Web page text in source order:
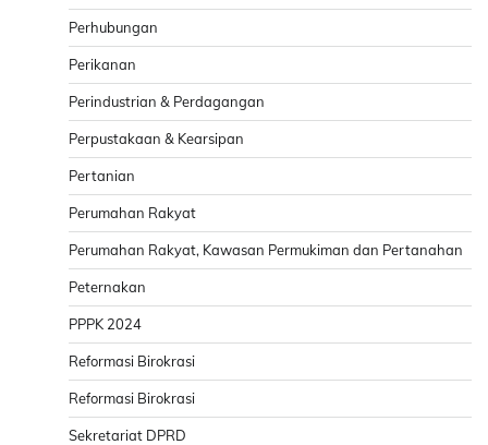
Perhubungan
Perikanan
Perindustrian & Perdagangan
Perpustakaan & Kearsipan
Pertanian
Perumahan Rakyat
Perumahan Rakyat, Kawasan Permukiman dan Pertanahan
Peternakan
PPPK 2024
Reformasi Birokrasi
Reformasi Birokrasi
Sekretariat DPRD